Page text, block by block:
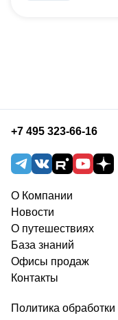
+7 495 323-66-16
О Компании
Новости
О путешествиях
База знаний
Офисы продаж
Контакты
Политика